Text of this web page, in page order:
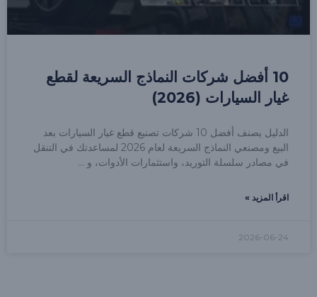
10 أفضل شركات النماذج السريعة لقطع
غيار السيارات (2026)
الدليل يصنف أفضل 10 شركات تصنيع قطع غيار السيارات بعد
البيع ومصنعي النماذج السريعة لعام 2026 لمساعدتك في التنقل
في مصادر سلسلة التوريد، واستثمارات الأدوات، و
اقرأ المزيد »
2026-06-24